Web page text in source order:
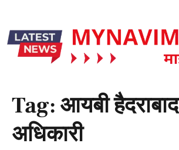
Tag: आयबी हैदराबाद
अधिकारी